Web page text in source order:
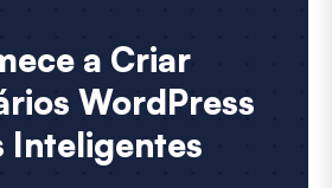
a Criar
WordPress
Inteligentes